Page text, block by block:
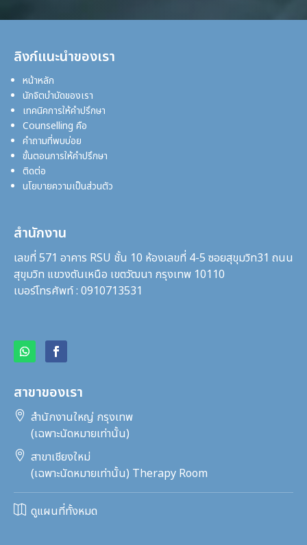
ลิงก์แนะนำของเรา
หน้าหลัก
นักจิตบำบัดของเรา
เทคนิคการให้คำปรึกษา
Counselling คือ
คำถามที่พบบ่อย
ขั้นตอนการให้คำปรึกษา
ติดต่อ
นโยบายความเป็นส่วนตัว
สำนักงาน
เลขที่ 571 อาคาร RSU ชั้น 10 ห้องเลขที่ 4-5 ซอยสุขุมวิท31 ถนน
สุขุมวิท แขวงตันเหนือ เขตวัฒนา กรุงเทพ 10110
เบอร์โทรศัพท์ : 0910713531
สาขาของเรา
 สำนักงานใหญ่ กรุงเทพ
(เฉพาะนัดหมายเท่านั้น)
 สาขาเชียงใหม่
(เฉพาะนัดหมายเท่านั้น) Therapy Room
 ดูแผนที่ทั้งหมด